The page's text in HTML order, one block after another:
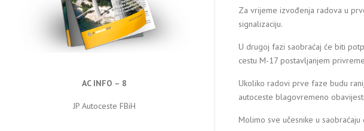
Za vrijeme izvođenja radova u
signalizaciju.
U drugoj fazi saobraćaj će biti
cestu M-17 postavljanjem
Ukoliko radovi prve faze budu
autoceste blagovremeno
Molimo sve učesnike u
AC INFO – 8
JP Autoceste FBiH